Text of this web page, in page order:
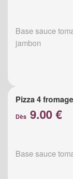
Base sauce
jambon
Pizza 4
Dès 9.00 €
Base sauce